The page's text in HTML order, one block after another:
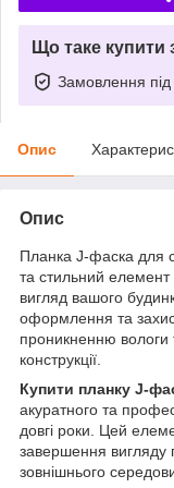
Що таке купити
Замовлення під
Опис
Опис
Планка J-фаска для
та стильний елемент
вигляд вашого
оформлення та
проникненню вологи
конструкції.
Купити планку J-
акуратного та
довгі роки. Цей
завершення вигляду
зовнішнього